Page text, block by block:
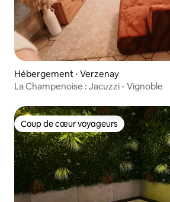
Hébergement ⋅ Verzenay
La Champenoise : Jacuzzi - Vignoble
Coup de cœur voyageurs
Coup de cœur voyageurs